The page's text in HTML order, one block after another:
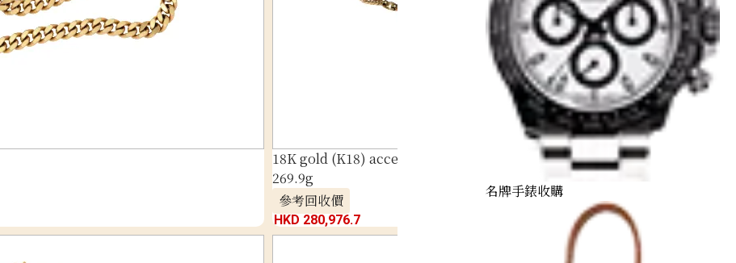
18K gold (K18) accessories summary
269.9g
參考回收價
HKD 280,976.7
名牌手錶收購